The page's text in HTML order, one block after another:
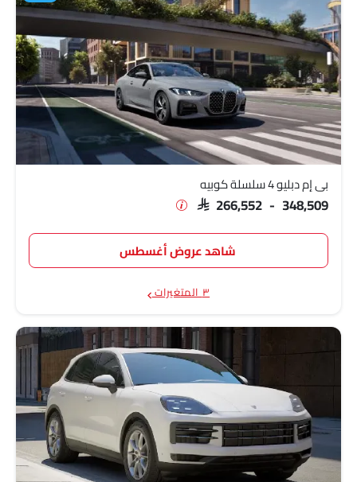
بي إم دبليو 4 سلسلة كوبيه
SAR 266,552 - 348,509
شاهد عروض أغسطس
٣ المتغيرات